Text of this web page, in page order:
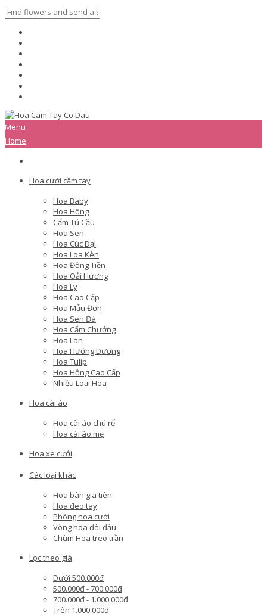
Menu
Home
Hoa cưới cầm tay
Hoa Baby
Hoa Hồng
Cẩm Tú Cầu
Hoa Sen
Hoa Cúc Dại
Hoa Loa Kèn
Hoa Đồng Tiền
Hoa Oải Hương
Hoa Ly
Hoa Cao Cấp
Hoa Mẫu Đơn
Hoa Sen Đá
Hoa Cẩm Chướng
Hoa Lan
Hoa Hướng Dương
Hoa Tulip
Hoa Hồng Cao Cấp
Nhiều Loại Hoa
Hoa cài áo
Hoa cài áo chú rể
Hoa cài áo mẹ
Hoa xe cưới
Các loại khác
Hoa bàn gia tiên
Hoa đeo tay
Phông hoa cưới
Vòng hoa đội đầu
Chùm Hoa treo trần
Lọc theo giá
Dưới 500.000đ
500.000đ - 700.000đ
700.000đ - 1.000.000đ
Trên 1.000.000đ